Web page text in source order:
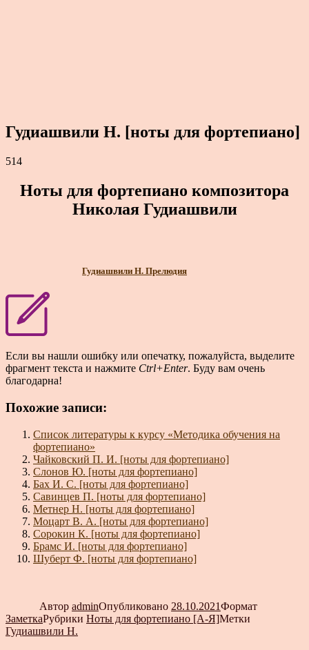
Гудиашвили Н. [ноты для фортепиано]
514
Ноты для фортепиано композитора
Николая Гудиашвили
Гудиашвили Н. Прелюдия
Если вы нашли ошибку или опечатку, пожалуйста, выделите
фрагмент текста и нажмите Ctrl+Enter. Буду вам очень
благодарна!
Похожие записи:
Список литературы к курсу «Методика обучения на
фортепиано»
Чайковский П. И. [ноты для фортепиано]
Слонов Ю. [ноты для фортепиано]
Бах И. С. [ноты для фортепиано]
Савинцев П. [ноты для фортепиано]
Метнер Н. [ноты для фортепиано]
Моцарт В. А. [ноты для фортепиано]
Сорокин К. [ноты для фортепиано]
Брамс И. [ноты для фортепиано]
Шуберт Ф. [ноты для фортепиано]
Автор adminОпубликовано 28.10.2021Формат
ЗаметкаРубрики Ноты для фортепиано [А-Я]Метки
Гудиашвили Н.